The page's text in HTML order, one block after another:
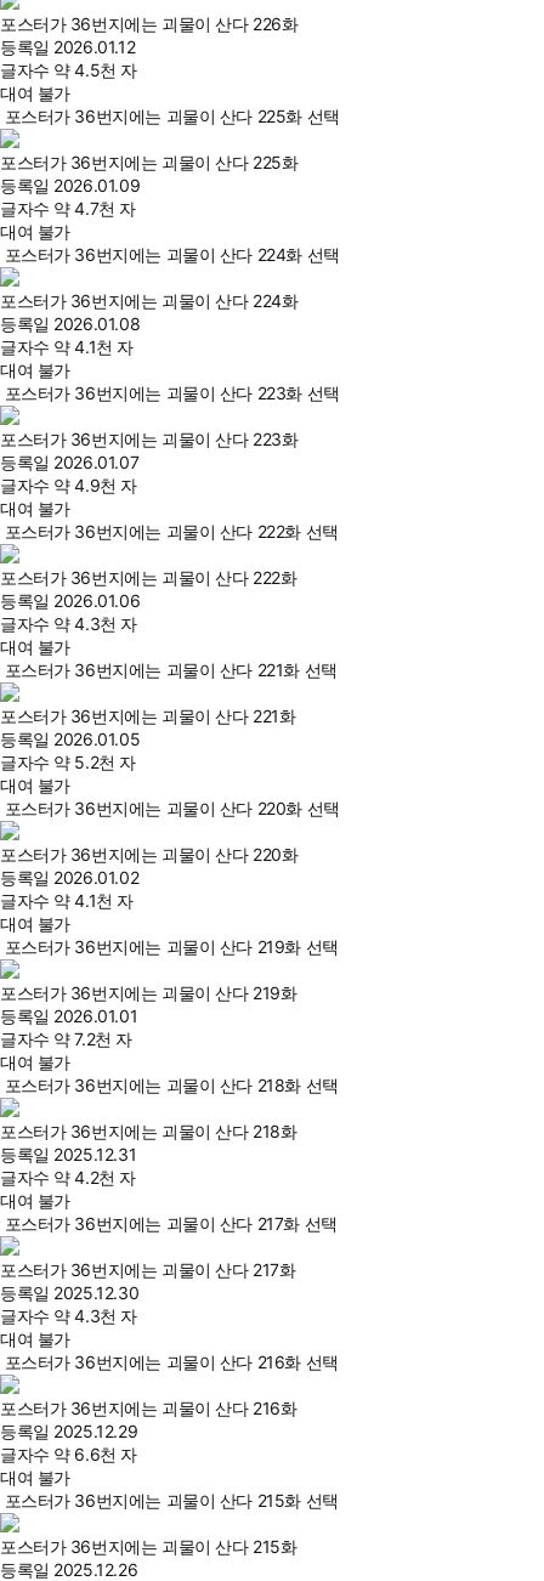
포스터가 36번지에는 괴물이 산다 226화
등록일 2026.01.12
글자수 약 4.5천 자
대여 불가
포스터가 36번지에는 괴물이 산다 225화 선택
포스터가 36번지에는 괴물이 산다 225화
등록일 2026.01.09
글자수 약 4.7천 자
대여 불가
포스터가 36번지에는 괴물이 산다 224화 선택
포스터가 36번지에는 괴물이 산다 224화
등록일 2026.01.08
글자수 약 4.1천 자
대여 불가
포스터가 36번지에는 괴물이 산다 223화 선택
포스터가 36번지에는 괴물이 산다 223화
등록일 2026.01.07
글자수 약 4.9천 자
대여 불가
포스터가 36번지에는 괴물이 산다 222화 선택
포스터가 36번지에는 괴물이 산다 222화
등록일 2026.01.06
글자수 약 4.3천 자
대여 불가
포스터가 36번지에는 괴물이 산다 221화 선택
포스터가 36번지에는 괴물이 산다 221화
등록일 2026.01.05
글자수 약 5.2천 자
대여 불가
포스터가 36번지에는 괴물이 산다 220화 선택
포스터가 36번지에는 괴물이 산다 220화
등록일 2026.01.02
글자수 약 4.1천 자
대여 불가
포스터가 36번지에는 괴물이 산다 219화 선택
포스터가 36번지에는 괴물이 산다 219화
등록일 2026.01.01
글자수 약 7.2천 자
대여 불가
포스터가 36번지에는 괴물이 산다 218화 선택
포스터가 36번지에는 괴물이 산다 218화
등록일 2025.12.31
글자수 약 4.2천 자
대여 불가
포스터가 36번지에는 괴물이 산다 217화 선택
포스터가 36번지에는 괴물이 산다 217화
등록일 2025.12.30
글자수 약 4.3천 자
대여 불가
포스터가 36번지에는 괴물이 산다 216화 선택
포스터가 36번지에는 괴물이 산다 216화
등록일 2025.12.29
글자수 약 6.6천 자
대여 불가
포스터가 36번지에는 괴물이 산다 215화 선택
포스터가 36번지에는 괴물이 산다 215화
등록일 2025.12.26